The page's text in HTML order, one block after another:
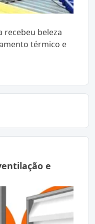
recebeu beleza
térmico e
e